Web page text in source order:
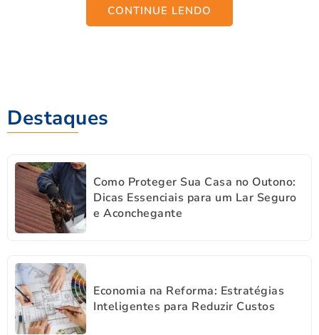
CONTINUE LENDO
Destaques
Como Proteger Sua Casa no Outono:
Dicas Essenciais para um Lar Seguro
e Aconchegante
Economia na Reforma: Estratégias
Inteligentes para Reduzir Custos